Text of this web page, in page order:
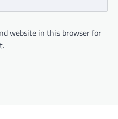
website in this browser for